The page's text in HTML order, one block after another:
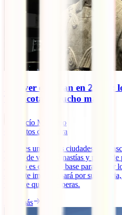
Qué ver en Xi'an en 2 días:
Terracota y mucho más
Rocío Manzano
minutos de lectura
Xi’an es una de las ciudades más
capital de varias dinastías y punto de
no sólo es el punto base para visitar
que te te impresionará por su
vibrante que no esperas.
Leer más